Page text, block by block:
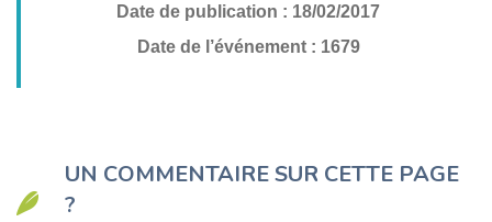
Date de publication : 18/02/2017
Date de l’événement : 1679
UN COMMENTAIRE SUR CETTE PAGE
?